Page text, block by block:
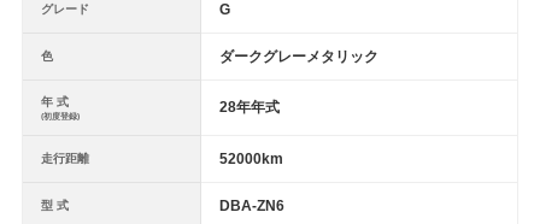
グレード G
色 ダークグレーメタリック
年 式
(初度登録)
28年年式
走行距離 52000km
型 式 DBA-ZN6